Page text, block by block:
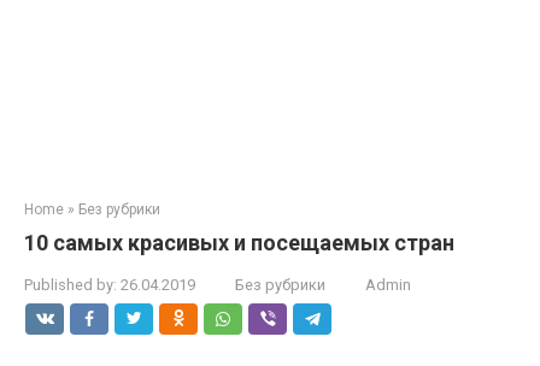
Home » Без рубрики
10 самых красивых и посещаемых стран
Published by: 26.04.2019 Без рубрики Admin